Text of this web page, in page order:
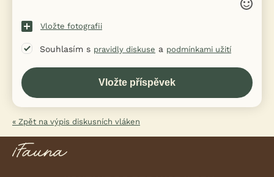
Vložte fotografii
Souhlasím s pravidly diskuse a podmínkami užití
« Zpět na výpis diskusních vláken